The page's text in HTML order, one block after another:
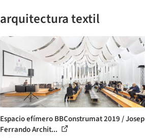
arquitectura textil
Espacio efímero BBConstrumat 2019 / Josep
Ferrando Archit...